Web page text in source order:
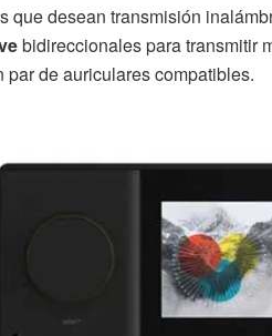
que desean transmisión
bidireccionales para transmitir
par de auriculares compatibles.